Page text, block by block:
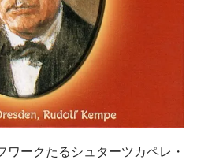
ワークたるシュターツカペレ・